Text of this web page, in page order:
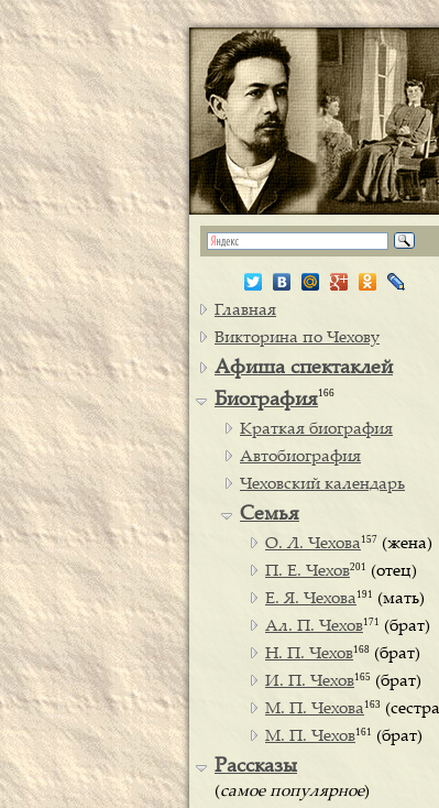
Главная
Викторина по Чехову
Афиша спектаклей
Биография166
Краткая биография
Автобиография
Чеховский календарь
Семья
О. Л. Чехова 157 (жена)
П. Е. Чехов201 (отец)
Е. Я. Чехова 191 (мать)
Ал. П. Чехов171 (брат)
Н. П. Чехов168 (брат)
И. П. Чехов165 (брат)
М. П. Чехова 163
М. П. Чехов161 (брат)
Рассказы
(самое популярное)